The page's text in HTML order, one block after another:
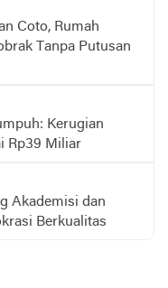
Coto, Rumah
Tanpa Putusan
Kerugian
Rp39 Miliar
Akademisi dan
Berkualitas